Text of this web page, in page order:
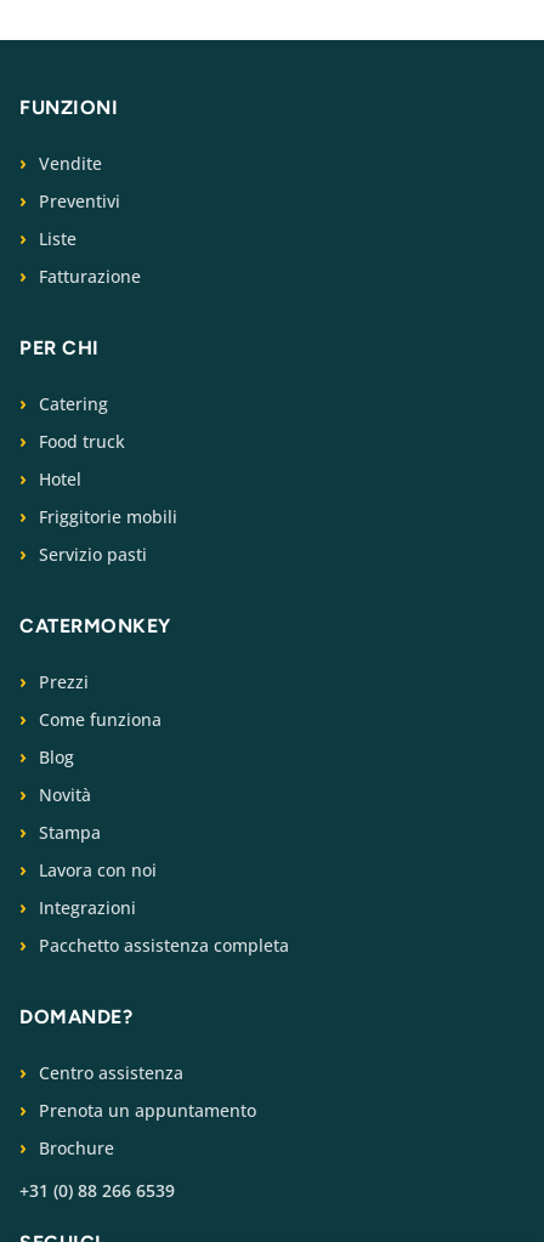
FUNZIONI
Vendite
Preventivi
Liste
Fatturazione
PER CHI
Catering
Food truck
Hotel
Friggitorie mobili
Servizio pasti
CATERMONKEY
Prezzi
Come funziona
Blog
Novità
Stampa
Lavora con noi
Integrazioni
Pacchetto assistenza completa
DOMANDE?
Centro assistenza
Prenota un appuntamento
Brochure
+31 (0) 88 266 6539